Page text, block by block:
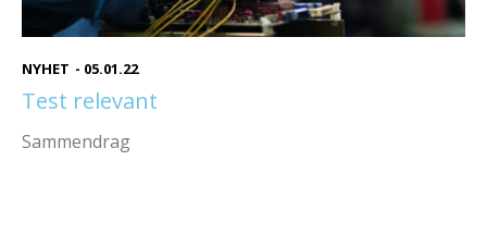
NYHET - 05.01.22
Test relevant
Sammendrag